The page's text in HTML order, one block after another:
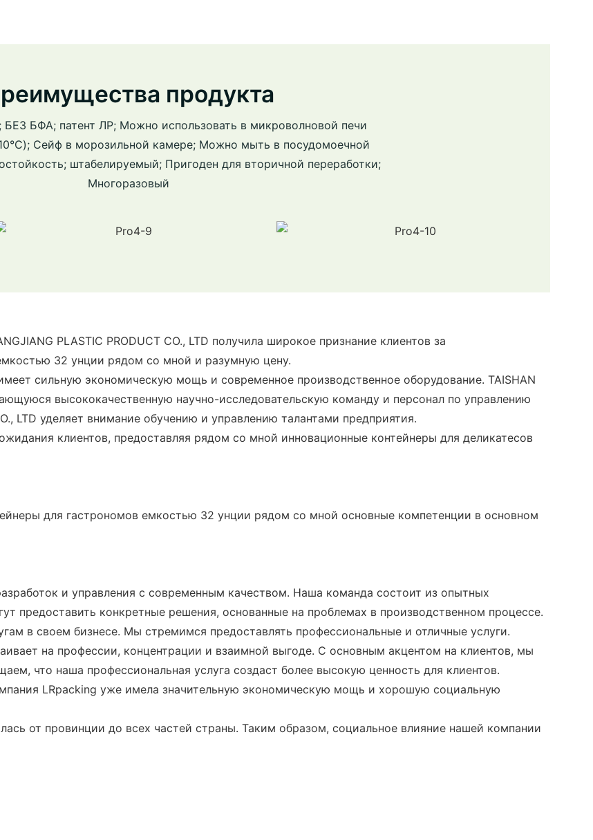
продукта
БЕЗ БФА; патент ЛР; Можно использовать в микроволновой печи
Сейф в морозильной камере; Можно мыть в посудомоечной
штабелируемый; Пригоден для вторичной переработки;
Многоразовый
PLASTIC PRODUCT CO., LTD получила широкое признание клиентов за
32 унции рядом со мной и разумную цену.
имеет сильную экономическую мощь и современное производственное оборудование. TAISHAN
высококачественную научно-исследовательскую команду и персонал по управлению
LTD уделяет внимание обучению и управлению талантами предприятия.
клиентов, предоставляя рядом со мной инновационные контейнеры для деликатесов
для гастрономов емкостью 32 унции рядом со мной основные компетенции в основном
и управления с современным качеством. Наша команда состоит из опытных
предоставить конкретные решения, основанные на проблемах в производственном процессе.
в своем бизнесе. Мы стремимся предоставлять профессиональные и отличные услуги.
на профессии, концентрации и взаимной выгоде. С основным акцентом на клиентов, мы
что наша профессиональная услуга создаст более высокую ценность для клиентов.
LRpacking уже имела значительную экономическую мощь и хорошую социальную
от провинции до всех частей страны. Таким образом, социальное влияние нашей компании